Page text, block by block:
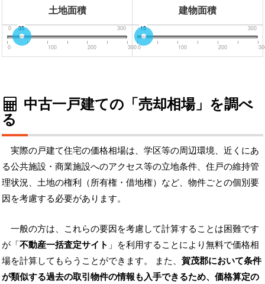
土地面積 建物面積
0 300
35
0 100 200 300
0 300
15
0 100 200
中古一戸建ての「売却相場」を調べ
る
実際の戸建て住宅の価格相場は、学区等の周辺環境、近くにあ
る公共施設・商業施設へのアクセス等の立地条件、住戸の維持管
理状況、土地の権利（所有権・借地権）など、物件ごとの個別要
因を考慮する必要があります。
一般の方は、これらの要因を考慮して計算することは困難です
が「不動産一括査定サイト 」を利用することにより無料で価格相
場を計算してもらうことができます。 また、賀茂郡において条件
が類似する過去の取引物件の情報も入手できるため、価格算定の